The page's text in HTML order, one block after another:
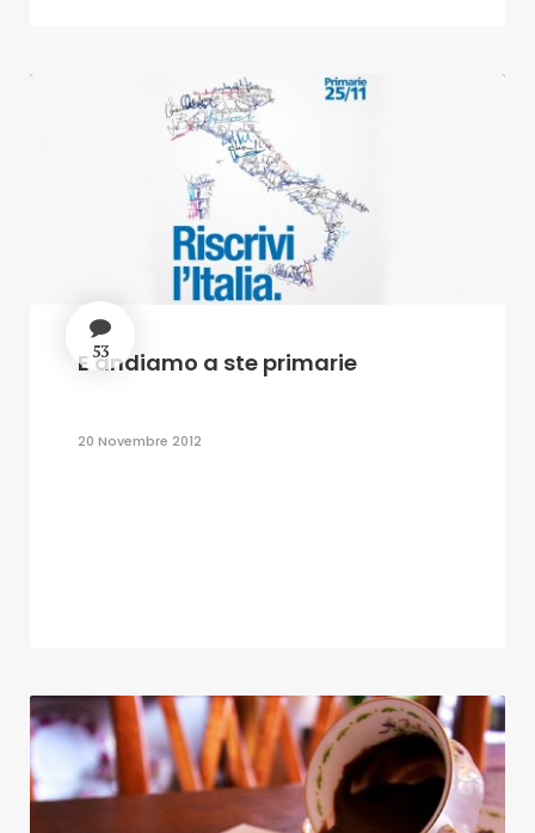
53
E andiamo a ste primarie
20 Novembre 2012